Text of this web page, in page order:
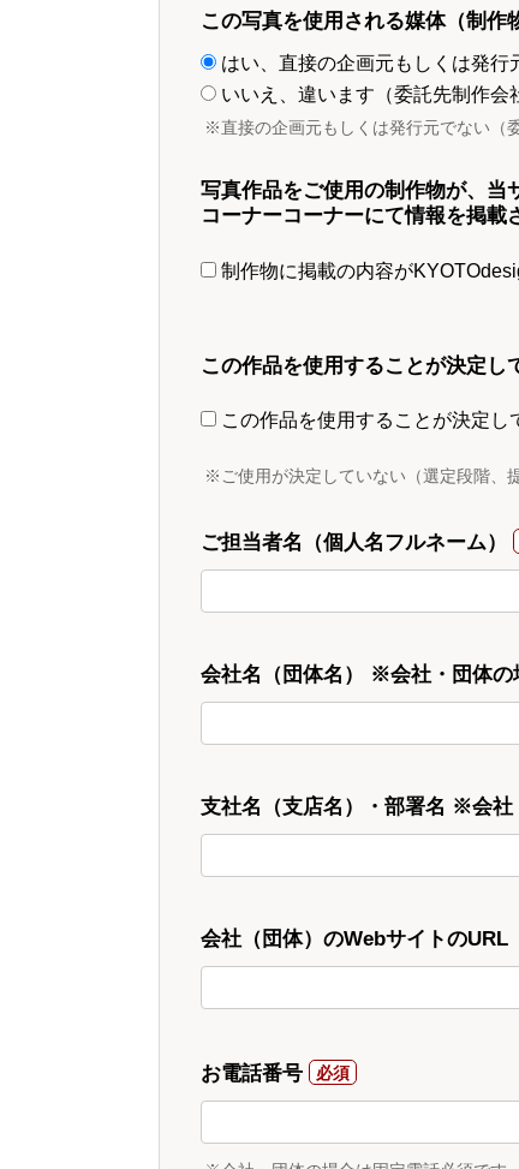
この写真を使用される媒体（制作
はい、直接の企画元もしくは発行
いいえ、違います（委託先制作会
※直接の企画元もしくは発行元でない（
写真作品をご使用の制作物が、当
コーナーコーナーにて情報を掲載
制作物に掲載の内容が
この作品を使用することが決定し
この作品を使用することが決定し
※ご使用が決定していない（選定段階、
ご担当者名（個人名フルネーム）
会社名（団体名） ※会社・団体の
支社名（支店名）・部署名 ※会社
会社（団体）のWebサイトのURL
お電話番号